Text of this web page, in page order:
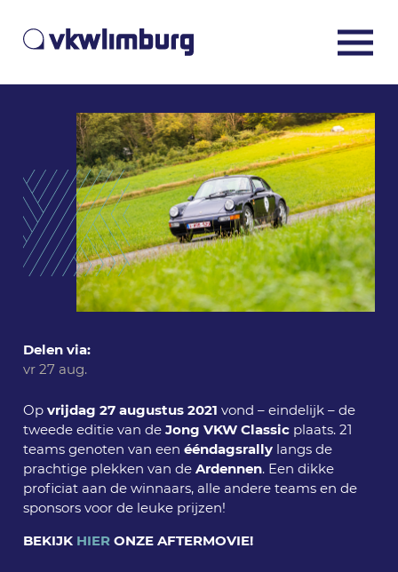
vr 27 aug.
Op vrijdag 27 augustus 2021 vond – eindelijk – de
tweede editie van de Jong VKW Classicplaats. 21
teams genoten van een ééndagsrallylangs de
prachtige plekken van de Ardennen. Een dikke
proficiat aan de winnaars, alle andere teams en de
sponsors voor de leuke prijzen!
BEKIJK HIERONZE AFTERMOVIE!
Delen via: